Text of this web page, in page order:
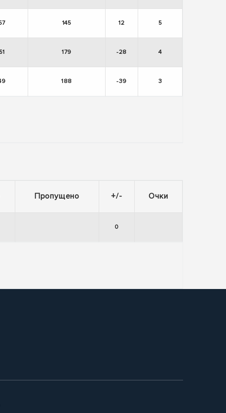
145 12 5
179 -28 4
188 -39 3
Пропущено +/- Очки
0